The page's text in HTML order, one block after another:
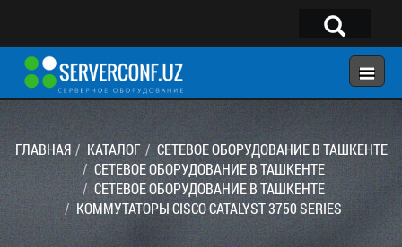
×
ГЛАВНАЯ
КОНФИГУРАТОР
Telegram:@serverconf_uz
Тел: (90) 932-18-00
ГЛАВНАЯ КАТАЛОГ
СЕТЕВОЕ ОБОРУДОВАНИЕ В ТАШКЕНТЕ
СЕТЕВОЕ ОБОРУДОВАНИЕ В ТАШКЕНТЕ
СЕТЕВОЕ ОБОРУДОВАНИЕ В ТАШКЕНТЕ
КОММУТАТОРЫ CISCO CATALYST 3750 SERIES